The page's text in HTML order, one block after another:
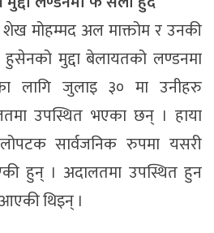
मोहम्मद अल माक्तोम र उनकी
हुसेनको मुद्दा बेलायतको लण्डनमा
जुलाइ ३० मा उनीहरु
उपस्थित भएका छन् । हाया
सार्वजनिक रुपमा यसरी
हुन् । अदालतमा उपस्थित हुन
थिइन् ।